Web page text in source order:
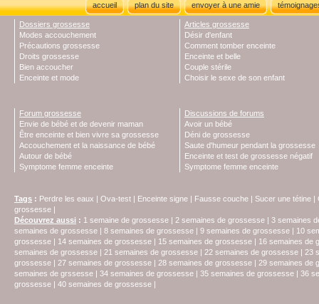
accueil plan du site envoyer à une amie
Dossiers grossesse
Modes accouchement
Précautions grossesse
Droits grossesse
Bien accoucher
Enceinte et mode
Articles grossesse
Désir d'enfant
Comment tomber enceinte
Enceinte et belle
Couple stérile
Choisir le sexe de son enfant
Forum grossesse
Envie de bébé et de devenir maman
Être enceinte et bien vivre sa grossesse
Accouchement et la naissance de bébé
Autour de bébé
Symptome femme enceinte
Discussions de forums
Avoir un bébé
Déni de grossesse
Saute d'humeur pendant la grossesse
Enceinte et test de grossesse négatif
Symptome femme enceinte
Tags : Perdre les eaux | Ova-test | Enceinte signe | Fausse couche | Sucer une tétine |
grossesse |
Découvrez aussi : 1 semaine de grossesse | 2 semaines de grossesse | 3 semaines
semaines de grossesse | 8 semaines de grossesse | 9 semaines de grossesse | 10
grossesse | 14 semaines de grossesse | 15 semaines de grossesse | 16 semaines de
semaines de grossesse | 21 semaines de grossesse | 22 semaines de grossesse | 23
grossesse | 27 semaines de grossesse | 28 semaines de grossesse | 29 semaines de
semaines de grssesse | 34 semaines de grossesse | 35 semaines de grossesse | 36
grossesse | 40 semaines de grossesse |